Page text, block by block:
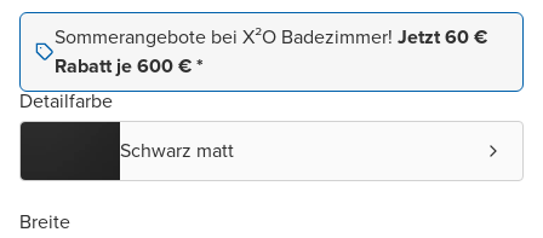
Sommerangebote bei X²O Badezimmer! Jetzt 60 €
Rabatt je 600 € *
Detailfarbe
Schwarz matt
Breite